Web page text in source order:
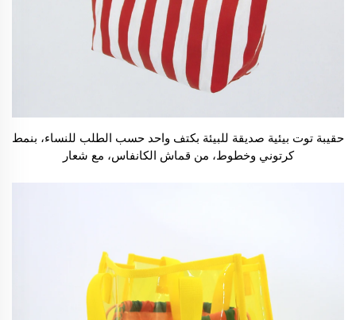
حقيبة توت بيئية صديقة للبيئة بكتف واحد حسب الطلب للنساء، بنمط
كرتوني وخطوط، من قماش الكانفاس، مع شعار